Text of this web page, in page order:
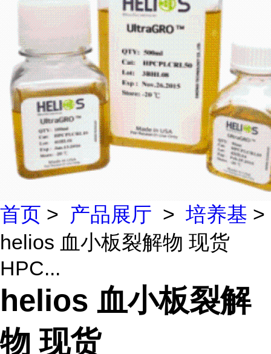
首页 > 产品展厅 > 培养基 >
helios 血小板裂解物 现货
HPC...
helios 血小板裂解
物 现货